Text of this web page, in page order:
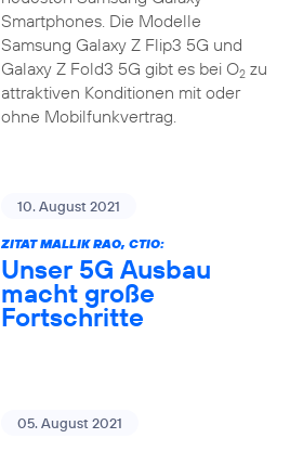
Smartphones. Die Modelle
Samsung Galaxy Z Flip3 5G und
Galaxy Z Fold3 5G gibt es bei O2zu
attraktiven Konditionen mit oder
ohne Mobilfunkvertrag.
10. August 2021
ZITAT MALLIK RAO, CTIO:
Unser 5G Ausbau
macht große
Fortschritte
05. August 2021